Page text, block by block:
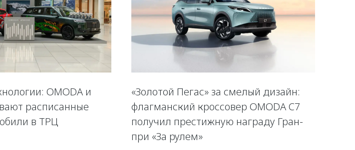
OMODA и
расписанные
в ТРЦ
«Золотой Пегас» за смелый дизайн:
флагманский кроссовер OMODA C7
получил престижную награду Гран-
при «За рулем»